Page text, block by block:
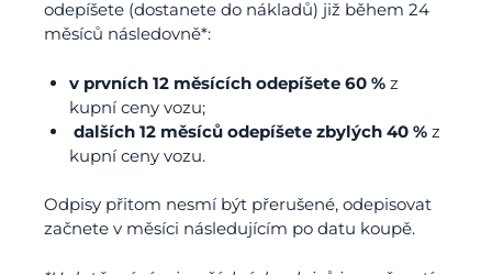
odepíšete (dostanete do nákladů) již během 24
měsíců následovně*:
v prvních 12 měsících odepíšete 60 %z
kupní ceny vozu;
dalších 12 měsíců odepíšete zbylých 40 %z
kupní ceny vozu.
Odpisy přitom nesmí být přerušené, odepisovat
začnete v měsíci následujícím po datu koupě.